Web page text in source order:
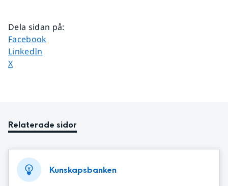
Dela sidan på:
Dela sidan på
Facebook
Dela sidan på
LinkedIn
Dela sidan på
X
Relaterade sidor
Kunskapsbanken